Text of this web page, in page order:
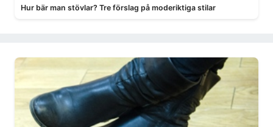
Hur bär man stövlar? Tre förslag på moderiktiga stilar